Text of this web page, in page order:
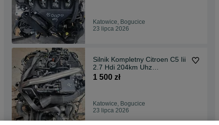
Katowice, Bogucice
23 lipca 2026
Silnik Kompletny Citroen C5 Iii
2.7 Hdi 204km Uhz
uszkodzony
1 500 zł
Katowice, Bogucice
23 lipca 2026